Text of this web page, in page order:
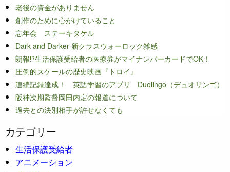
老後の資金がありません
創作のために心がけていること
忘年会 ステーキタケル
Dark and Darker 新クラスウォーロック雑感
朗報⁉生活保護受給者の医療券がマイナンバーカードでOK！
圧倒的スケールの歴史映画『トロイ』
連続記録達成！ 英語学習のアプリ Duolingo（デュオリンゴ）
阪神次期監督岡田内定の報道について
過去との決別相手が許せなくても
カテゴリー
生活保護受給者
アニメーション